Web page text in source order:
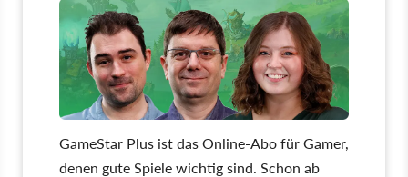
GameStar Plus ist das Online-Abo für Gamer,
denen gute Spiele wichtig sind. Schon ab